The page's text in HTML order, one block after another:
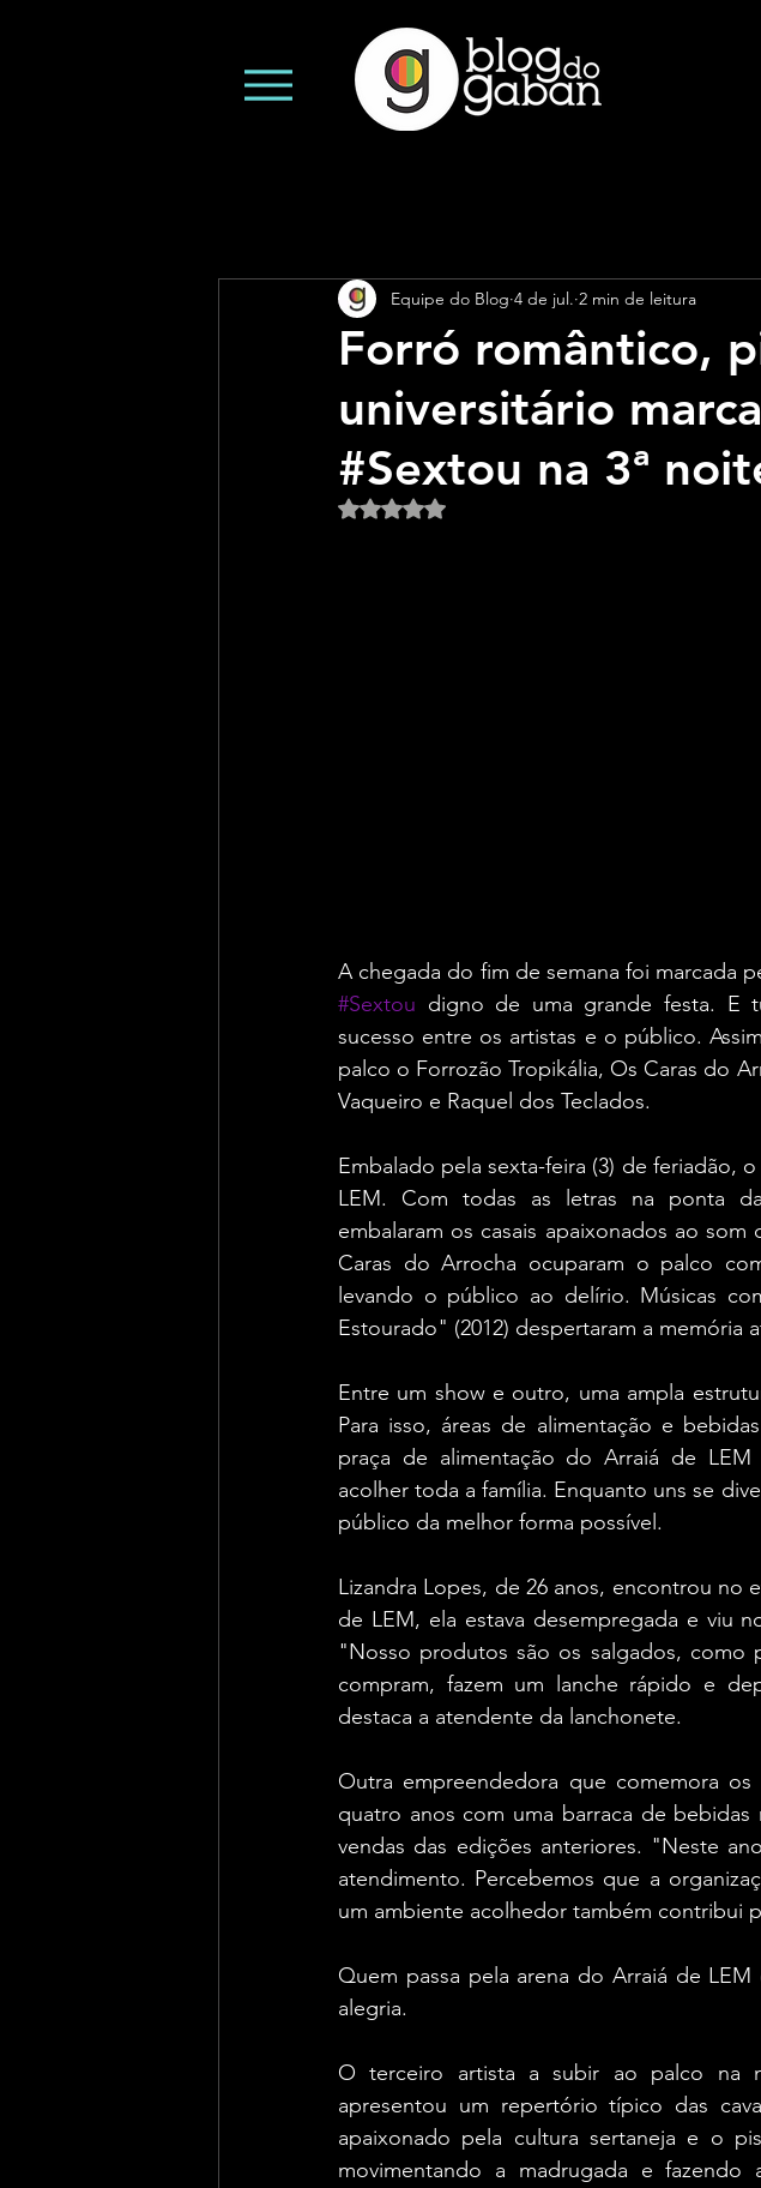
Forró romântico,
universitário
#Sextou na 3ª
Equipe do Blog 4 de jul. 2 min de leitura
Avaliado com NaN de 5 estrelas.
#Sextou digno de uma grande festa. E
sucesso entre os artistas e o público.
palco o Forrozão Tropikália, Os Caras do
Vaqueiro e Raquel dos Teclados.
Embalado pela sexta-feira (3) de feriadão,
LEM. Com todas as letras na ponta
embalaram os casais apaixonados ao
Caras do Arrocha ocuparam o palco
levando o público ao delírio. Músicas
Estourado" (2012) despertaram a memória
Entre um show e outro, uma ampla
Para isso, áreas de alimentação e
praça de alimentação do Arraiá de
acolher toda a família. Enquanto uns se
público da melhor forma possível.
Lizandra Lopes, de 26 anos, encontrou
de LEM, ela estava desempregada e viu
"Nosso produtos são os salgados, como
compram, fazem um lanche rápido e
destaca a atendente da lanchonete.
Outra empreendedora que comemora
quatro anos com uma barraca de
vendas das edições anteriores. "Neste
atendimento. Percebemos que a
um ambiente acolhedor também contribui
Quem passa pela arena do Arraiá de
alegria.
O terceiro artista a subir ao palco na
apresentou um repertório típico das
apaixonado pela cultura sertaneja e o
movimentando a madrugada e